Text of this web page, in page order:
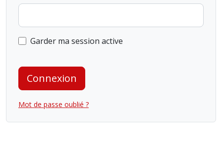
Garder ma session active
Connexion
Mot de passe oublié ?